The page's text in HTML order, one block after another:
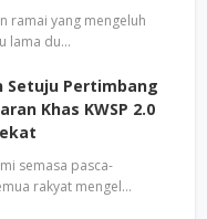
ramai yang mengeluh
lama du…
Setuju Pertimbang
Khas KWSP 2.0
semasa pasca-
rakyat mengel…